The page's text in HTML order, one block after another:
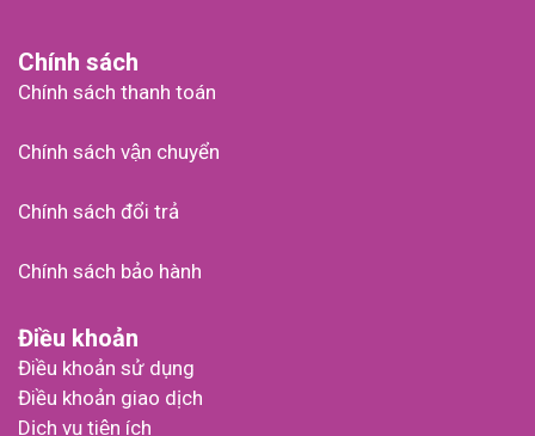
Chính sách
Chính sách thanh toán
Chính sách vận chuyển
Chính sách đổi trả
Chính sách bảo hành
Điều khoản
Điều khoản sử dụng
Điều khoản giao dịch
Dịch vụ tiện ích